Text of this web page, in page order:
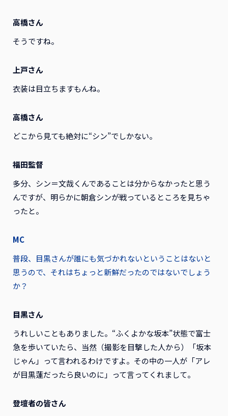
高橋さん
そうですね。
上戸さん
衣装は目立ちますもんね。
高橋さん
どこから見ても絶対に“シン”でしかない。
福田監督
多分、シン＝文哉くんであることは分からなかったと思う
んですが、明らかに朝倉シンが戦っているところを見ちゃ
ったと。
MC
普段、目黒さんが誰にも気づかれないということはないと
思うので、それはちょっと新鮮だったのではないでしょう
か？
目黒さん
うれしいこともありました。“ふくよかな坂本”状態で富士
急を歩いていたら、当然（撮影を目撃した人から）「坂本
じゃん」って言われるわけですよ。その中の一人が「アレ
が目黒蓮だったら良いのに」って言ってくれまして。
登壇者の皆さん